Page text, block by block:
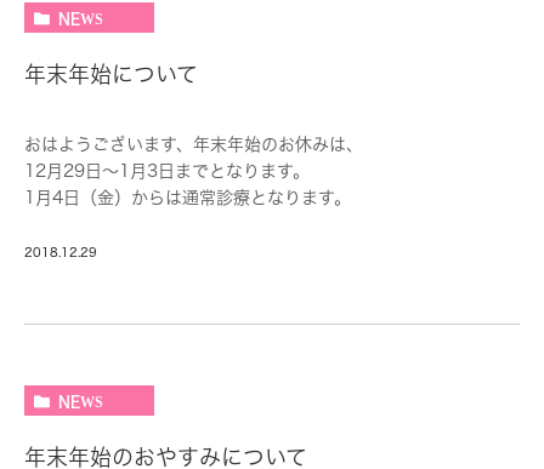
NEWS
年末年始について
おはようございます、年末年始のお休みは、
12月29日～1月3日までとなります。
1月4日（金）からは通常診療となります。
2018.12.29
NEWS
年末年始のおやすみについて